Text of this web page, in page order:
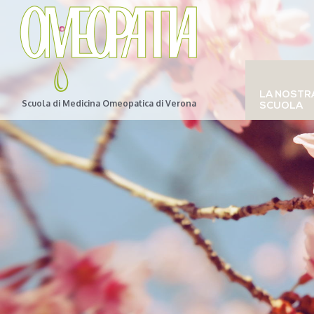
Scuola di Medicina Omeopatica di Verona
LA
SCUOLA